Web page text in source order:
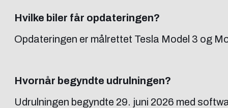
Hvilke biler får opdateringen?
Opdateringen er målrettet Tesla Model 3 og
Hvornår begyndte udrulningen?
Udrulningen begyndte 29. juni 2026 med